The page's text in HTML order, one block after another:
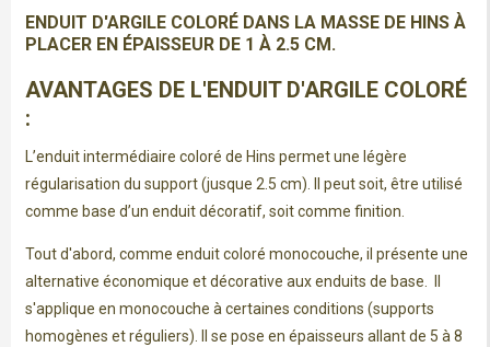
ENDUIT D'ARGILE COLORÉ DANS LA MASSE DE HINS À
PLACER EN ÉPAISSEUR DE 1 À 2.5 CM.
AVANTAGES DE L'ENDUIT D'ARGILE COLORÉ
:
L’enduit intermédiaire coloré de Hins permet une légère
régularisation du support (jusque 2.5 cm). Il peut soit, être utilisé
comme base d’un enduit décoratif, soit comme finition.
Tout d'abord, comme enduit coloré monocouche, il présente une
alternative économique et décorative aux enduits de base. Il
s'applique en monocouche à certaines conditions (supports
homogènes et réguliers). Il se pose en épaisseurs allant de 5 à 8